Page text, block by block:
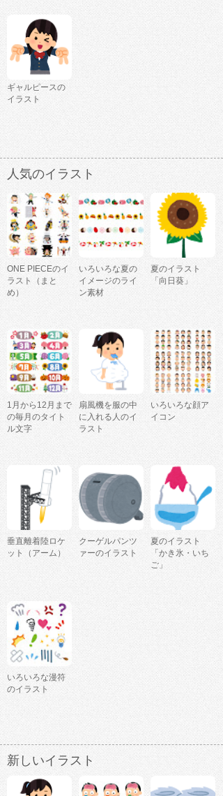
ギャルピースの
イラスト
人気のイラスト
ONE PIECEのイ
ラスト（まと
め）
いろいろな夏の
イメージのライ
ン素材
夏のイラスト
「向日葵」
1月から12月まで
の毎月のタイト
ル文字
扇風機を服の中
に入れる人のイ
ラスト
いろいろな顔ア
イコン
垂直離着陸ロケ
ット（アーム）
クーゲルパンツ
ァーのイラスト
夏のイラスト
「かき氷・いち
ご」
いろいろな漫符
のイラスト
新しいイラスト